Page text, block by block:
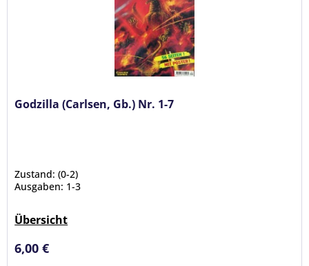
Godzilla (Carlsen, Gb.) Nr. 1-7
Zustand: (0-2)
Ausgaben: 1-3
Übersicht
6,00 €